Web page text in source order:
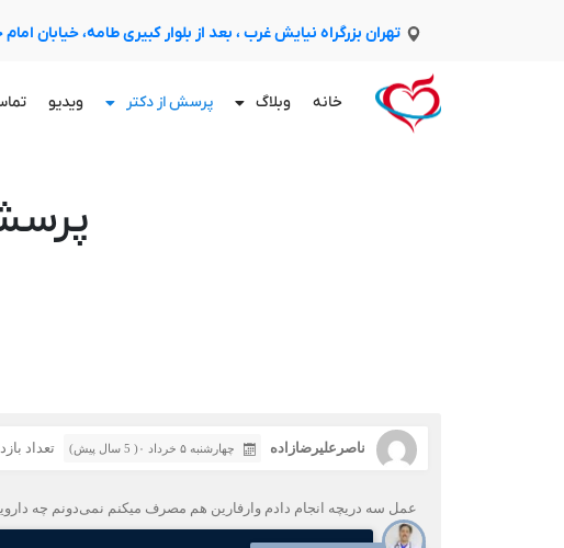
تهران بزرگراه نیایش غرب ، بعد از بلوار کبیری طامه، خیابان
خانه وبلاگ پرسش از دکتر ویدیو
ناصرعلیرضازاده چهارشنبه ۵ خرداد ۰( 5 سال پیش) تعداد
عمل سه دریچه انجام دادم وارفارین هم مصرف میکنم نمی‌دونم چه دارویی